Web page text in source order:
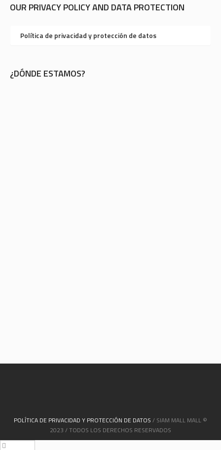
OUR PRIVACY POLICY AND DATA PROTECTION
Política de privacidad y protección de datos
¿DÓNDE ESTAMOS?
POLÍTICA DE PRIVACIDAD Y PROTECCIÓN DE DATOS / SIAM MALL MALL ©
2023 / TODOS LOS DERECHOS RESERVADOS